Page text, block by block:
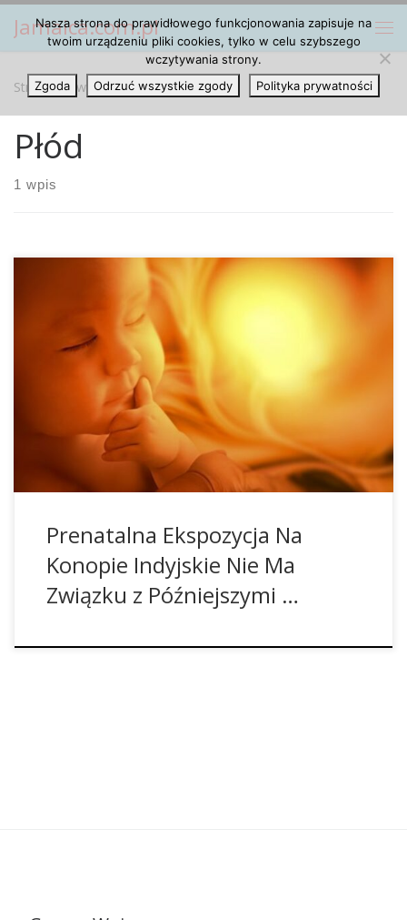
Przejdź do treści
Jamaica.com.pl
Strona główna » Płód
Płód
1 wpis
Za każdym razem, gdy chodzi o legalizację marihuany,
pojawia się argument, że może ona poważnie zaszkodzić
dzieciom oraz młodzieży w ich rozwoju. Szczególnie w
czasie ciąży bardzo niepokojące jest uciekanie się do
środków odurzających, ponieważ stosowanie takich
substancji może mieć wpływ na nienarodzone dziecko.
Spożywanie alkoholu w trakcie ciąży wiąże […]
Prenatalna Ekspozycja Na
Konopie Indyjskie Nie Ma
Związku z Późniejszymi …
Nasza strona do prawidłowego funkcjonowania zapisuje na
twoim urządzeniu pliki cookies, tylko w celu szybszego
wczytywania strony.
Zgoda
Odrzuć wszystkie zgody Polityka prywatności